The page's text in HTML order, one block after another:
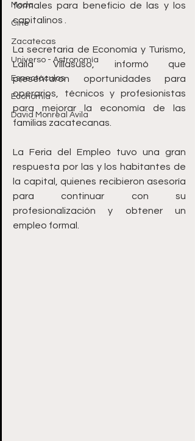
Moda
Cine
Zacatecas
Universo - Astronomía
Espectáculos
Economía
David Monreal Ávila
formales para beneficio de las y los
capitalinos .
La secretaria de Economía y Turismo,
Laila Villasuso, informó que
presentaron oportunidades para
operarios, técnicos y profesionistas
para mejorar la economía de las
familias zacatecanas.
La Feria del Empleo tuvo una gran
respuesta por las y los habitantes de
la capital, quienes recibieron asesoría
para continuar con su
profesionalización y obtener un
empleo formal.